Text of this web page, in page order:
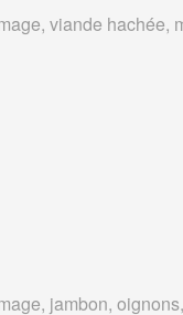
viande hachée,
jambon,